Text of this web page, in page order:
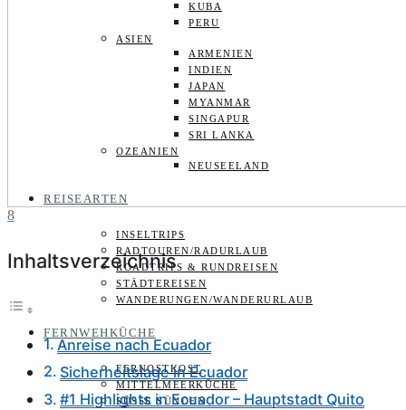
KUBA
PERU
ASIEN
ARMENIEN
INDIEN
JAPAN
MYANMAR
SINGAPUR
SRI LANKA
OZEANIEN
NEUSEELAND
REISEARTEN
INSELTRIPS
RADTOUREN/RADURLAUB
ROADTRIPS & RUNDREISEN
STÄDTEREISEN
WANDERUNGEN/WANDERURLAUB
FERNWEHKÜCHE
FERNOSTKOST
MITTELMEERKÜCHE
SÜSSE SÜNDEN
8
Inhaltsverzeichnis
Anreise nach Ecuador
Sicherheitslage in Ecuador
#1 Highlights in Ecuador – Hauptstadt Quito